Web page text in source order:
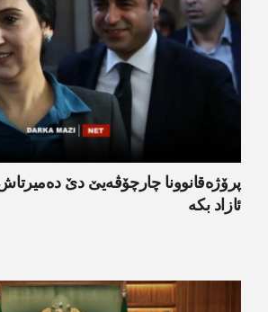
پرۆژەقانوونا چارچۆڤەیێ دێ
ئازاد بکە